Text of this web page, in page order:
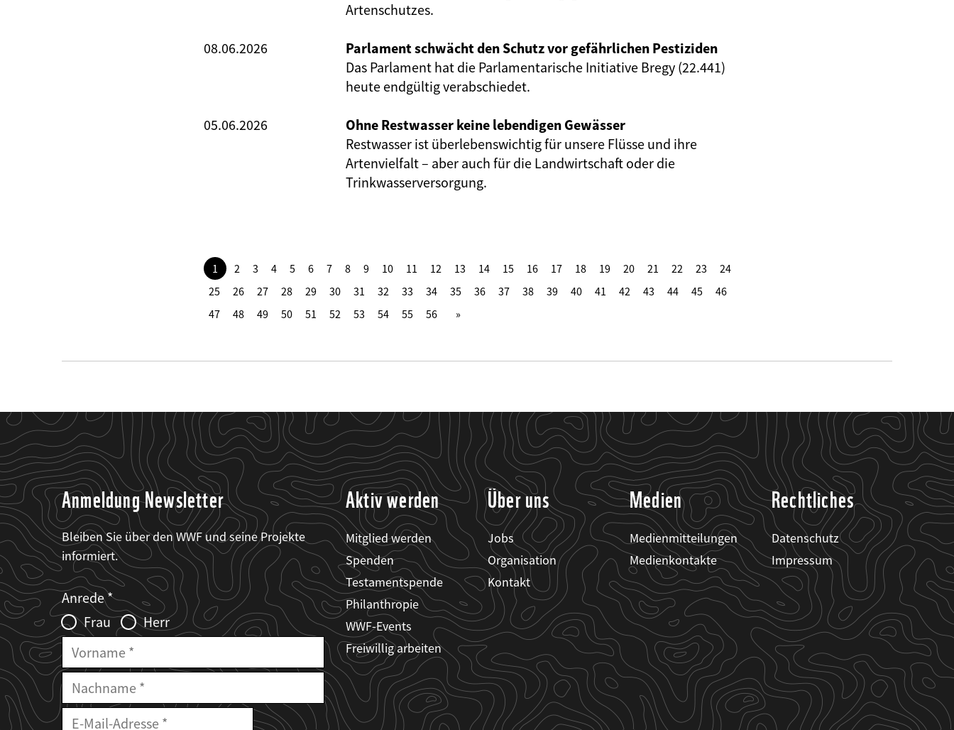
Artenschutzes.
08.06.2026
Parlament schwächt den Schutz vor gefährlichen Pestiziden
Das Parlament hat die Parlamentarische Initiative Bregy (22.441)
heute endgültig verabschiedet.
05.06.2026
Ohne Restwasser keine lebendigen Gewässer
Restwasser ist überlebenswichtig für unsere Flüsse und ihre
Artenvielfalt – aber auch für die Landwirtschaft oder die
Trinkwasserversorgung.
1 2 3 4 5 6 7 8 9 10 11 12 13 14 15 16 17 18 19 20 21 22 23
24
25
26 27 28 29 30 31 32 33 34 35 36 37 38 39 40 41 42 43 44 45
46
47
48 49 50 51 52 53 54 55 56
Anmeldung Newsletter
Bleiben Sie über den WWF und seine Projekte
informiert.
Web2Case
Infofelder
Fieldset
anrede_name
Anrede
Frau
Herr
Vorname
Nachname
E-
Mailadresse
Aktiv werden
Mitglied werden
Spenden
Testamentspende
Philanthropie
WWF-Events
Freiwillig arbeiten
Über uns
Jobs
Organisation
Kontakt
Medien
Medienmitteilungen
Medienkontakte
Rechtliches
Datenschutz
Impressum